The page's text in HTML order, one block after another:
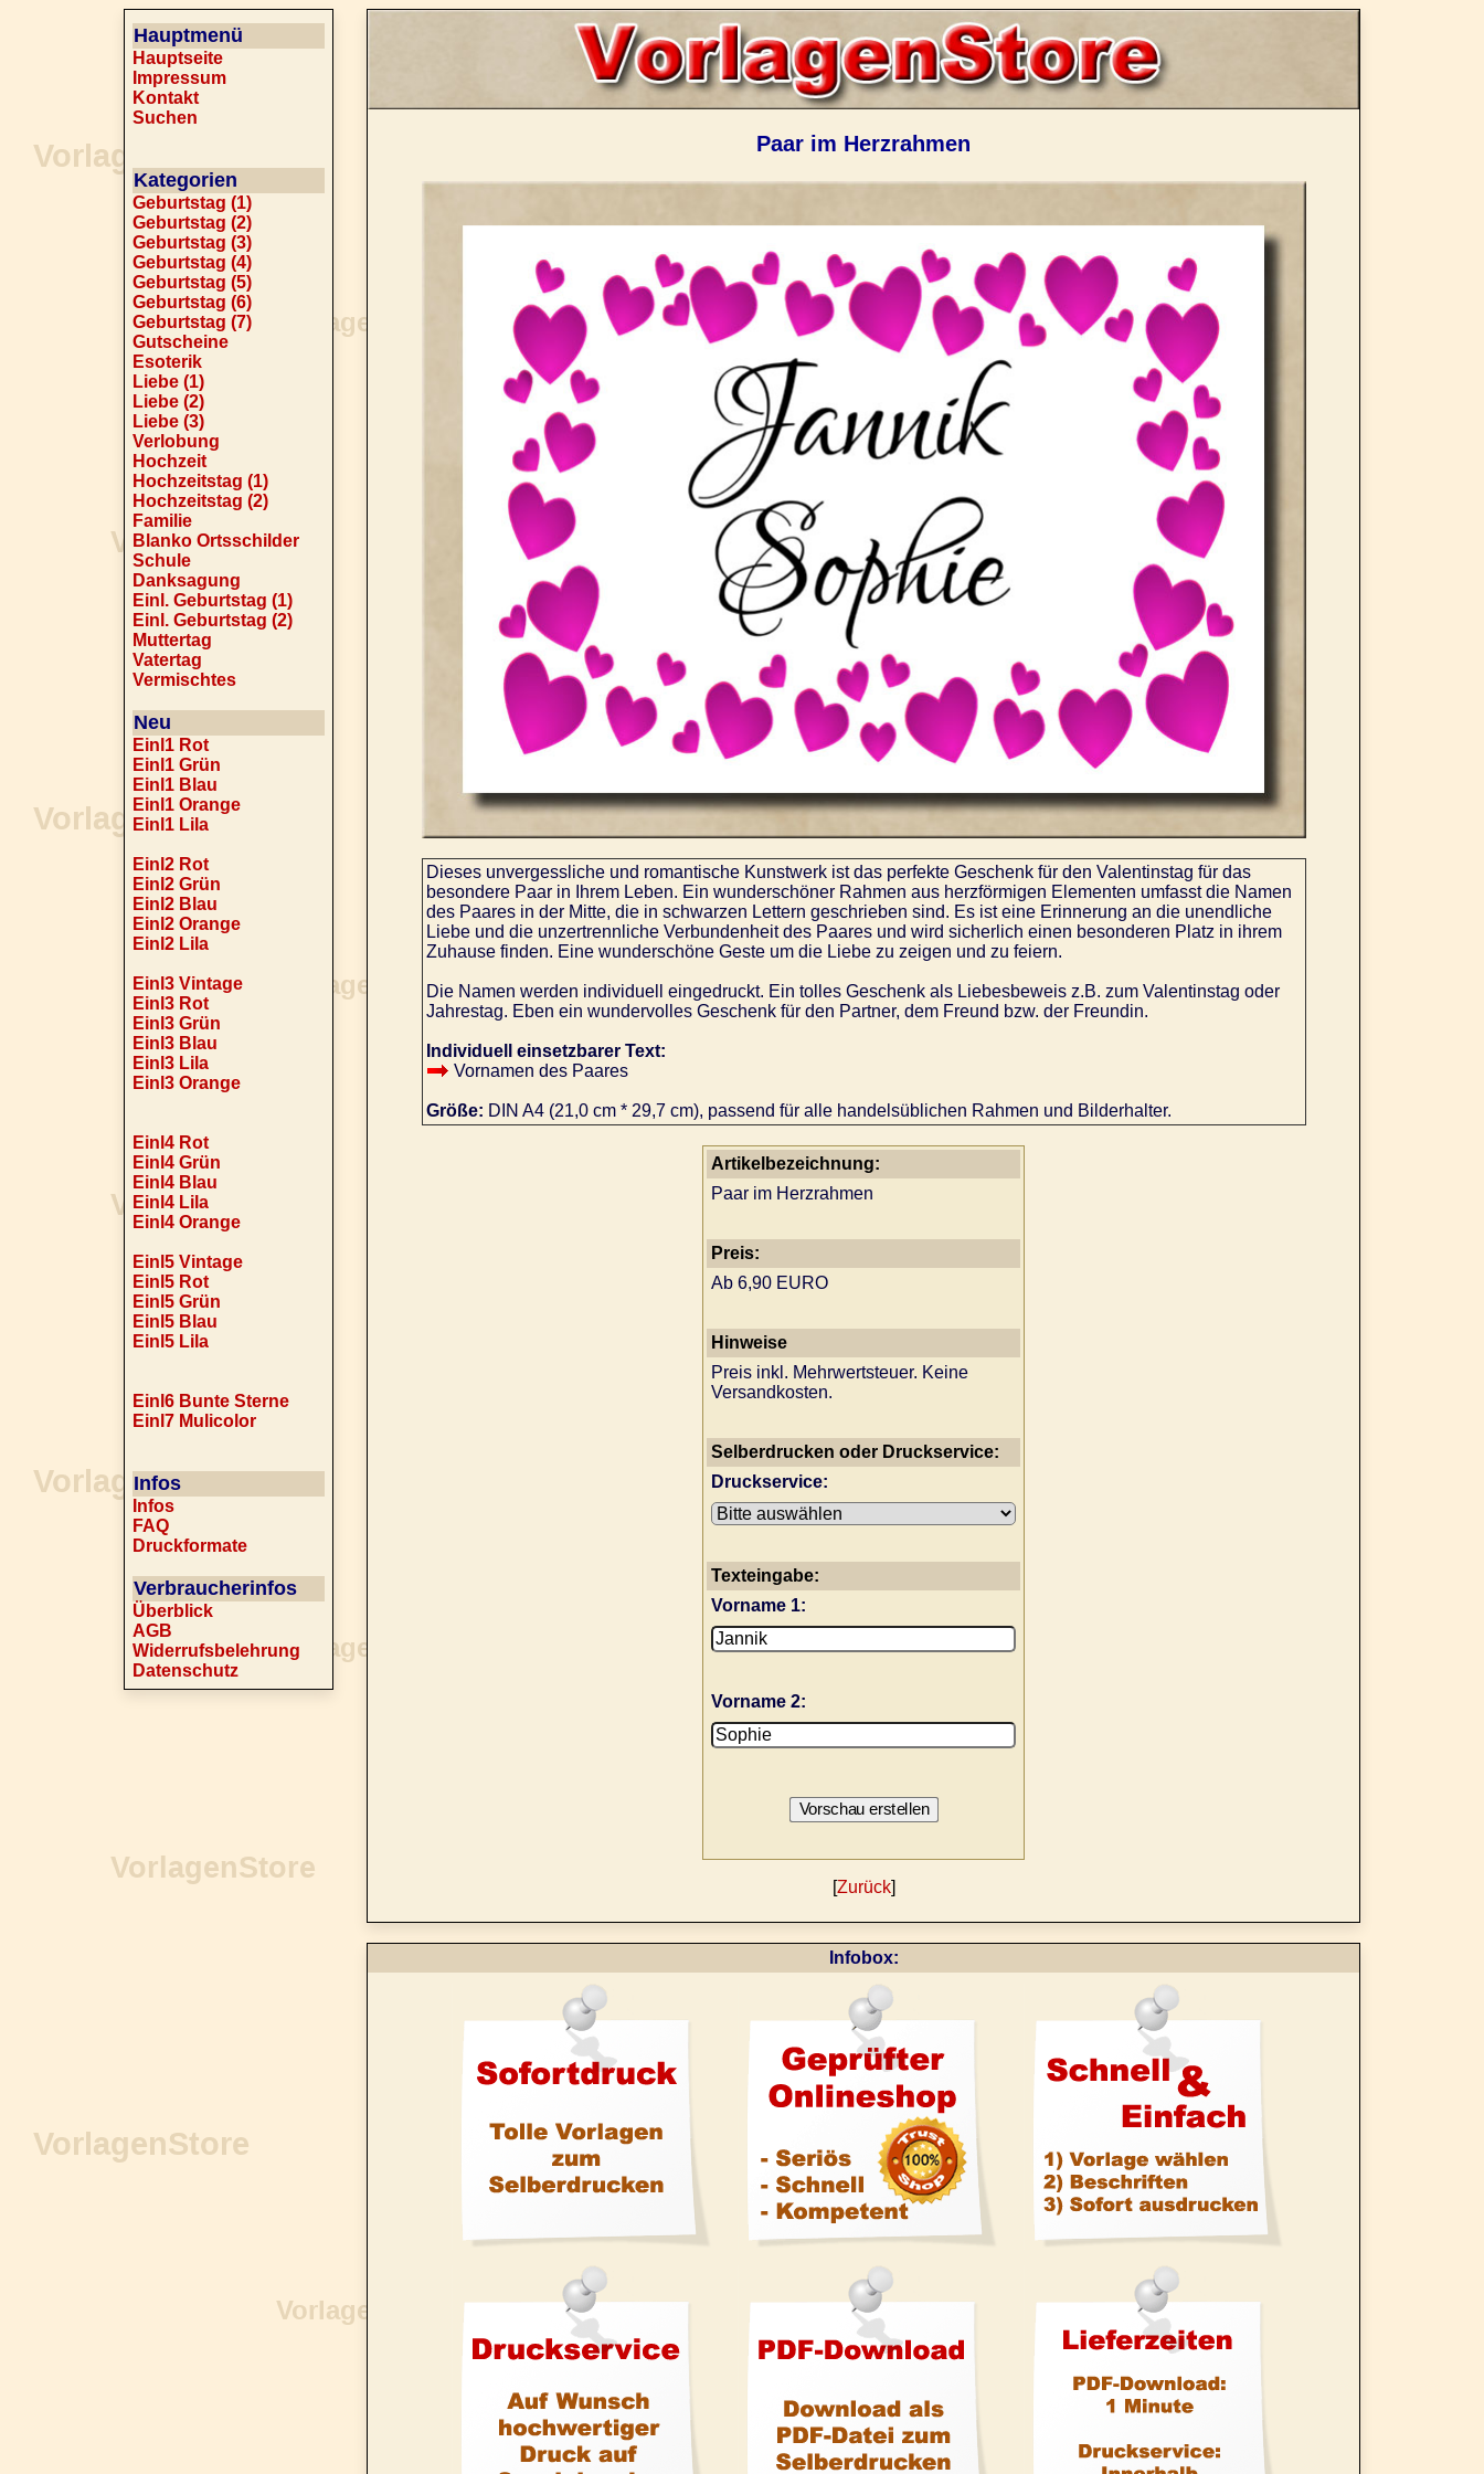
Hauptmenü
Hauptseite
Impressum
Kontakt
Suchen
Kategorien
Geburtstag (1)
Geburtstag (2)
Geburtstag (3)
Geburtstag (4)
Geburtstag (5)
Geburtstag (6)
Geburtstag (7)
Gutscheine
Esoterik
Liebe (1)
Liebe (2)
Liebe (3)
Verlobung
Hochzeit
Hochzeitstag (1)
Hochzeitstag (2)
Familie
Blanko Ortsschilder
Schule
Danksagung
Einl. Geburtstag (1)
Einl. Geburtstag (2)
Muttertag
Vatertag
Vermischtes
Neu
Einl1 Rot
Einl1 Grün
Einl1 Blau
Einl1 Orange
Einl1 Lila
Einl2 Rot
Einl2 Grün
Einl2 Blau
Einl2 Orange
Einl2 Lila
Einl3 Vintage
Einl3 Rot
Einl3 Grün
Einl3 Blau
Einl3 Lila
Einl3 Orange
Einl4 Rot
Einl4 Grün
Einl4 Blau
Einl4 Lila
Einl4 Orange
Einl5 Vintage
Einl5 Rot
Einl5 Grün
Einl5 Blau
Einl5 Lila
Einl6 Bunte Sterne
Einl7 Mulicolor
Infos
Infos
FAQ
Druckformate
Verbraucherinfos
Überblick
AGB
Widerrufsbelehrung
Datenschutz
Paar im Herzrahmen
Dieses unvergessliche und romantische Kunstwerk ist das perfekte Geschenk für den Valentinstag für das
besondere Paar in Ihrem Leben. Ein wunderschöner Rahmen aus herzförmigen Elementen umfasst die Namen
des Paares in der Mitte, die in schwarzen Lettern geschrieben sind. Es ist eine Erinnerung an die unendliche
Liebe und die unzertrennliche Verbundenheit des Paares und wird sicherlich einen besonderen Platz in ihrem
Zuhause finden. Eine wunderschöne Geste um die Liebe zu zeigen und zu feiern.
Die Namen werden individuell eingedruckt. Ein tolles Geschenk als Liebesbeweis z.B. zum Valentinstag oder
Jahrestag. Eben ein wundervolles Geschenk für den Partner, dem Freund bzw. der Freundin.
Individuell einsetzbarer Text:
Vornamen des Paares
Größe: DIN A4 (21,0 cm * 29,7 cm), passend für alle handelsüblichen Rahmen und Bilderhalter.
Artikelbezeichnung:
Paar im Herzrahmen
Preis:
Ab 6,90 EURO
Hinweise
Preis inkl. Mehrwertsteuer. Keine
Versandkosten.
Selberdrucken oder Druckservice:
Druckservice:
Texteingabe:
Vorname 1:
Vorname 2:
[Zurück]
Infobox: